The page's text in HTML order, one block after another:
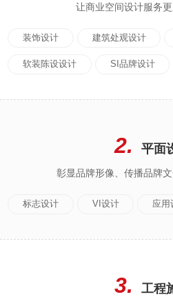
让商业空间设计服务
装饰设计 建筑处观设计
软装陈设设计 SI品牌设计
2. 平面
彰显品牌形像、传播品牌
标志设计 VI设计 应用
3. 工程